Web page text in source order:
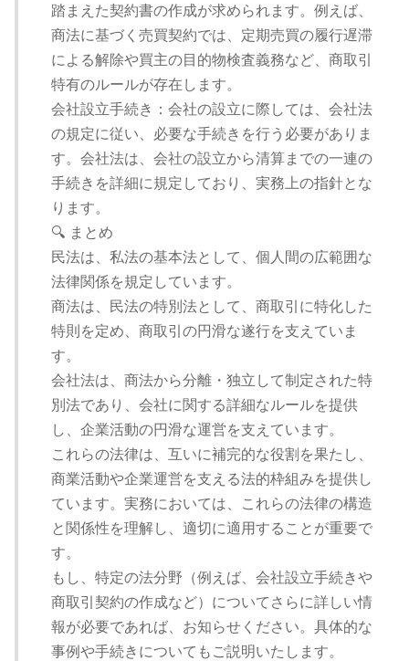
踏まえた契約書の作成が求められます。例えば、
商法に基づく売買契約では、定期売買の履行遅滞
による解除や買主の目的物検査義務など、商取引
特有のルールが存在します。
会社設立手続き：会社の設立に際しては、会社法
の規定に従い、必要な手続きを行う必要がありま
す。会社法は、会社の設立から清算までの一連の
手続きを詳細に規定しており、実務上の指針とな
ります。
🔍 まとめ
民法は、私法の基本法として、個人間の広範囲な
法律関係を規定しています。
商法は、民法の特別法として、商取引に特化した
特則を定め、商取引の円滑な遂行を支えていま
す。
会社法は、商法から分離・独立して制定された特
別法であり、会社に関する詳細なルールを提供
し、企業活動の円滑な運営を支えています。
これらの法律は、互いに補完的な役割を果たし、
商業活動や企業運営を支える法的枠組みを提供し
ています。実務においては、これらの法律の構造
と関係性を理解し、適切に適用することが重要で
す。
もし、特定の法分野（例えば、会社設立手続きや
商取引契約の作成など）についてさらに詳しい情
報が必要であれば、お知らせください。具体的な
事例や手続きについてもご説明いたします。